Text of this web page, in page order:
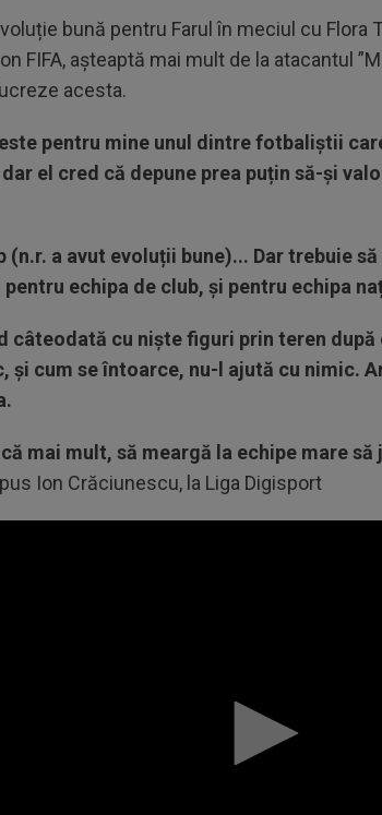
bună pentru Farul în meciul cu Flora
FIFA, așteaptă mai mult de la atacantul
acesta.
pentru mine unul dintre fotbaliștii
el cred că depune prea puțin să-și
(n.r. a avut evoluții bune)... Dar trebuie
pentru echipa de club, și pentru echipa
câteodată cu niște figuri prin teren
și cum se întoarce, nu-l ajută cu nimic.
mai mult, să meargă la echipe mare
Ion Crăciunescu, la Liga Digisport